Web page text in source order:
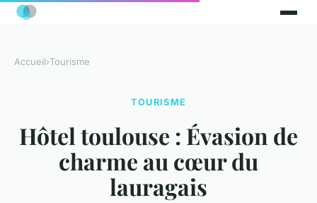
Accueil›Tourisme
TOURISME
Hôtel toulouse : Évasion de
charme au cœur du
lauragais